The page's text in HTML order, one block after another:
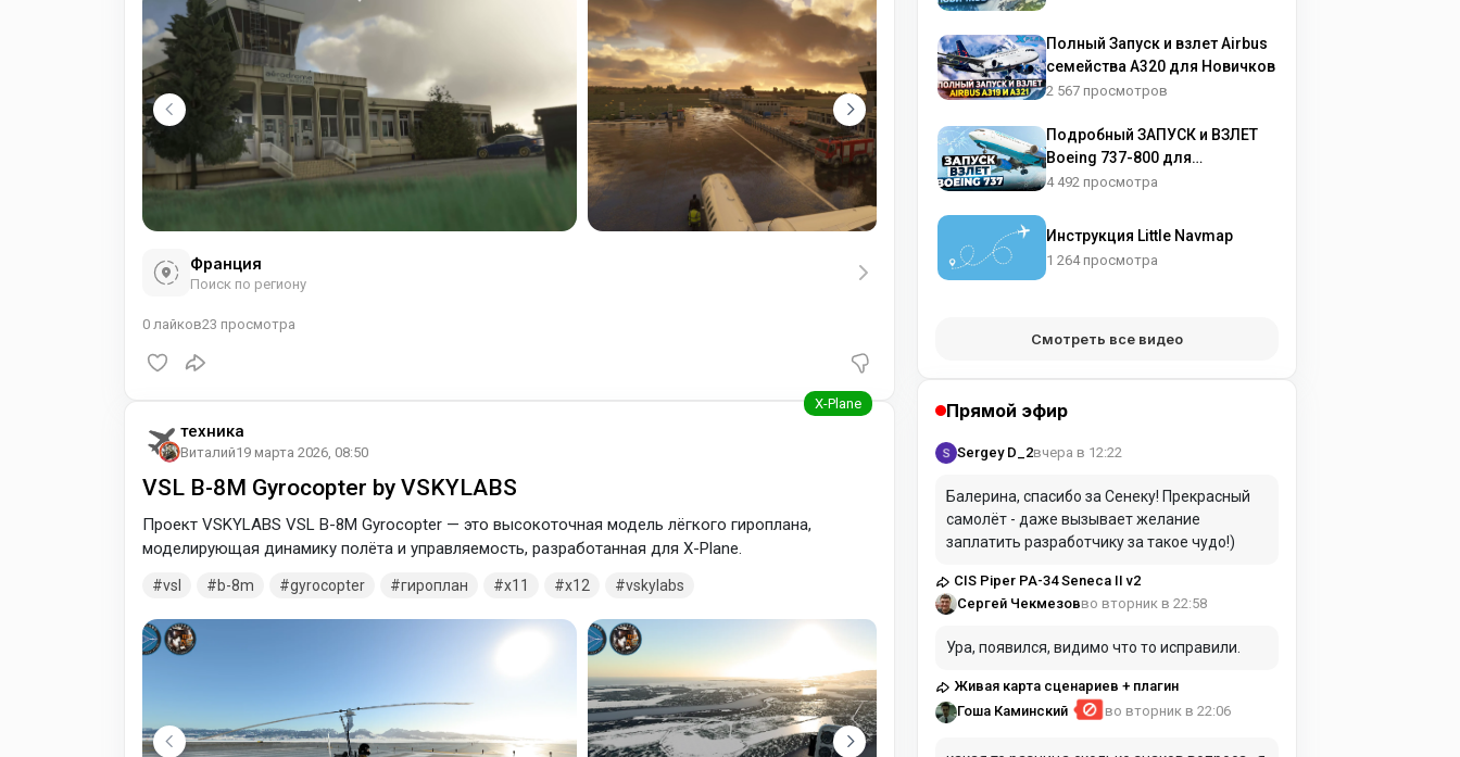
Франция
Поиск по региону
0 лайков23 просмотра
техника
Виталий19 марта 2026, 08:50
VSL B-8M Gyrocopter by VSKYLABS
Проект VSKYLABS VSL B-8M Gyrocopter — это высокоточная модель лёгкого гироплана,
моделирующая динамику полёта и управляемость, разработанная для X-Plane.
vsl b-8m gyrocopter гироплан x11 x12 vskylabs
Полный Запуск и взлет Airbus
семейства A320 для Новичков
2 567 просмотров
Подробный ЗАПУСК и ВЗЛЕТ
Boeing 737-800 для
НОВИЧКОВ
4 492 просмотра
Инструкция Little Navmap
1 264 просмотра
Смотреть все видео
Прямой эфир
Sergey D_2вчера в 12:22
Балерина, спасибо за Сенеку! Прекрасный
самолёт - даже вызывает желание
заплатить разработчику за такое чудо!)
CIS Piper PA-34 Seneca II v2
Сергей Чекмезовво вторник в 22:58
Ура, появился, видимо что то исправили.
Живая карта сценариев + плагин
Гоша Каминский
во вторник в 22:06